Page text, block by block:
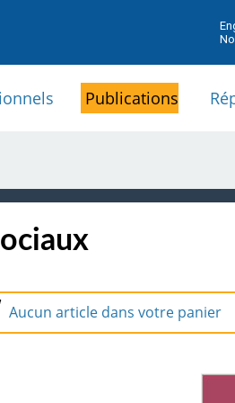
Publications
Aucun article dans votre panier